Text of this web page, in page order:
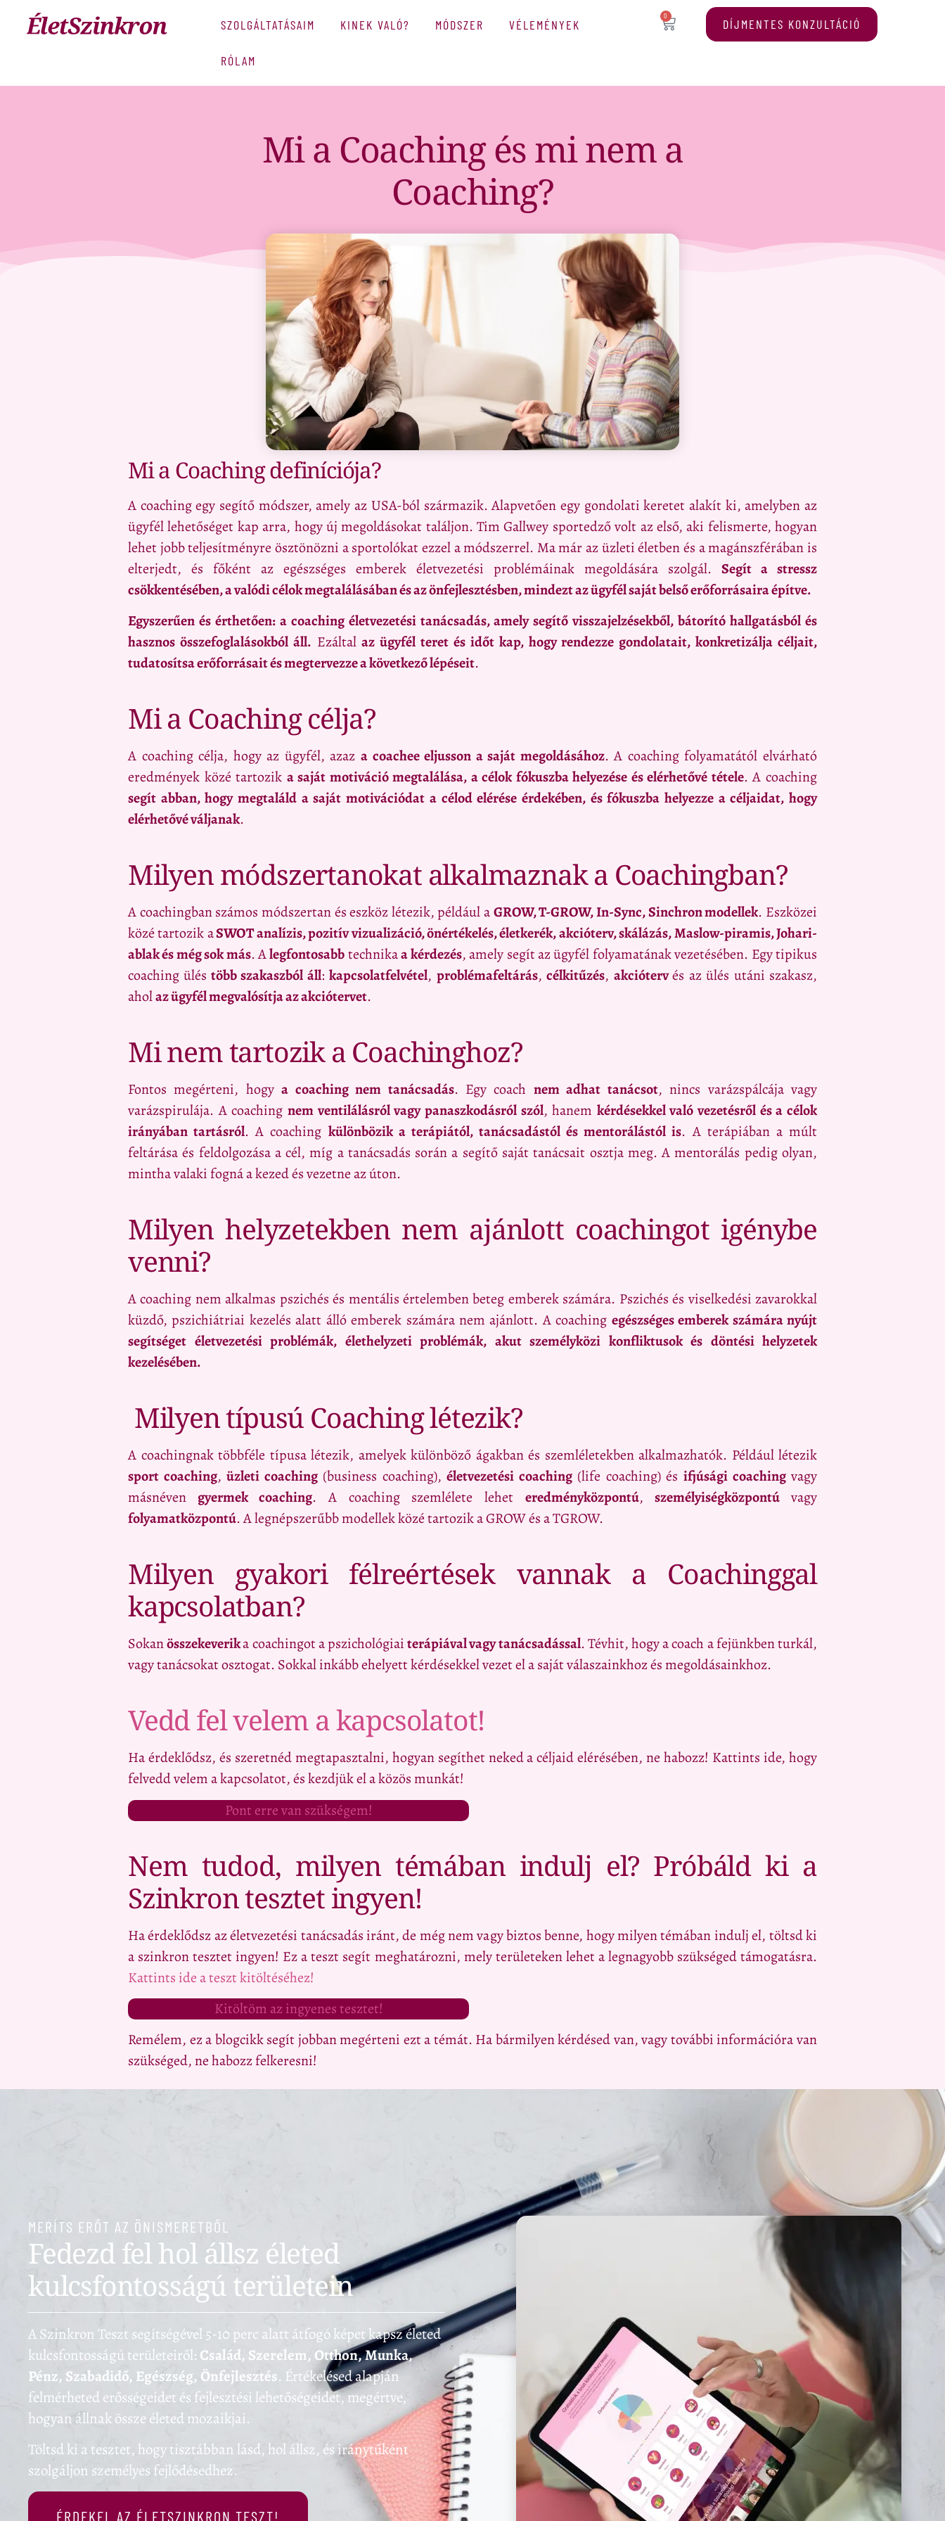
SZOLGÁLTATÁSAIM KINEK VALÓ? MÓDSZER VÉLEMÉNYEK
RÓLAM
0
DÍJMENTES KONZULTÁCIÓ
Mi a Coaching és mi nem a
Coaching?
Mi a Coaching definíciója?
A coaching egy segítő módszer, amely az USA-ból származik. Alapvetően egy gondolati keretet alakít ki, amelyben az
ügyfél lehetőséget kap arra, hogy új megoldásokat találjon. Tim Gallwey sportedző volt az első, aki felismerte, hogyan
lehet jobb teljesítményre ösztönözni a sportolókat ezzel a módszerrel. Ma már az üzleti életben és a magánszférában is
elterjedt, és főként az egészséges emberek életvezetési problémáinak megoldására szolgál. Segít a stressz
csökkentésében, a valódi célok megtalálásában és az önfejlesztésben, mindezt az ügyfél saját belső erőforrásaira építve.
Egyszerűen és érthetően: a coaching életvezetési tanácsadás, amely segítő visszajelzésekből, bátorító hallgatásból és
hasznos összefoglalásokból áll. Ezáltalaz ügyfél teret és időt kap, hogy rendezze gondolatait, konkretizálja céljait,
tudatosítsa erőforrásait és megtervezze a következő lépéseit.
Mi a Coaching célja?
A coaching célja, hogy az ügyfél, azaz a coachee eljusson a saját megoldásához. A coaching folyamatától elvárható
eredmények közé tartozik a saját motiváció megtalálása, a célok fókuszba helyezése és elérhetővé tétele. A coaching
segít abban, hogy megtaláld a saját motivációdat a célod elérése érdekében, és fókuszba helyezze a céljaidat, hogy
elérhetővé váljanak.
Milyen módszertanokat alkalmaznak a Coachingban?
A coachingban számos módszertan és eszköz létezik, például aGROW, T-GROW, In-Sync, Sinchron modellek. Eszközei
közé tartozik aSWOT analízis, pozitív vizualizáció, önértékelés, életkerék, akcióterv, skálázás, Maslow-piramis, Johari-
ablak és még sok más. Alegfontosabbtechnikaa kérdezés, amely segít az ügyfél folyamatának vezetésében. Egy tipikus
coaching ülés több szakaszból áll:kapcsolatfelvétel, problémafeltárás,célkitűzés, akciótervés az ülés utáni szakasz,
aholaz ügyfél megvalósítja az akciótervet.
Mi nem tartozik a Coachinghoz?
Fontos megérteni, hogya coaching nem tanácsadás. Egy coach nem adhat tanácsot, nincs varázspálcája vagy
varázspirulája. A coaching nem ventilálásról vagy panaszkodásról szól, hanem kérdésekkel való vezetésről és a célok
irányában tartásról. A coaching különbözik a terápiától, tanácsadástól és mentorálástól is. A terápiában a múlt
feltárása és feldolgozása a cél, míg a tanácsadás során a segítő saját tanácsait osztja meg. A mentorálás pedig olyan,
mintha valaki fogná a kezed és vezetne az úton.
Milyen helyzetekben nem ajánlott coachingot igénybe
venni?
A coaching nem alkalmas pszichés és mentális értelemben beteg emberek számára. Pszichés és viselkedési zavarokkal
küzdő, pszichiátriai kezelés alatt álló emberek számára nem ajánlott. A coaching egészséges emberek számára nyújt
segítséget életvezetési problémák, élethelyzeti problémák, akut személyközi konfliktusok és döntési helyzetek
kezelésében.
Milyen típusú Coaching létezik?
A coachingnak többféle típusa létezik, amelyek különböző ágakban és szemléletekben alkalmazhatók. Például létezik
sport coaching,üzleti coaching(business coaching),életvezetési coaching(life coaching) és ifjúsági coachingvagy
másnéven gyermek coaching. A coaching szemlélete lehet eredményközpontú,személyiségközpontúvagy
folyamatközpontú. A legnépszerűbb modellek közé tartozik a GROW és a TGROW.
Milyen gyakori félreértések vannak a Coachinggal
kapcsolatban?
Sokanösszekeverika coachingot a pszichológiaiterápiával vagy tanácsadással. Tévhit, hogy a coach a fejünkben turkál,
vagy tanácsokat osztogat. Sokkal inkább ehelyett kérdésekkel vezet el a saját válaszainkhoz és megoldásainkhoz.
Vedd fel velem a kapcsolatot!
Ha érdeklődsz, és szeretnéd megtapasztalni, hogyan segíthet neked a céljaid elérésében, ne habozz! Kattints ide, hogy
felvedd velem a kapcsolatot, és kezdjük el a közös munkát!
Pont erre van szükségem!
Nem tudod, milyen témában indulj el? Próbáld ki a
Szinkron tesztet ingyen!
Ha érdeklődsz az életvezetési tanácsadás iránt, de még nem vagy biztos benne, hogy milyen témában indulj el, töltsd ki
a szinkron tesztet ingyen! Ez a teszt segít meghatározni, mely területeken lehet a legnagyobb szükséged támogatásra.
Kattints ide a teszt kitöltéséhez!
Kitöltöm az ingyenes tesztet!
Remélem, ez a blogcikk segít jobban megérteni ezt a témát. Ha bármilyen kérdésed van, vagy további információra van
szükséged, ne habozz felkeresni!
MERÍTS ERŐT AZ ÖNISMERETBŐL
Fedezd fel hol állsz életed
kulcsfontosságú területein
A Szinkron Teszt segítségével 5-10 perc alatt átfogó képet kapsz életed
kulcsfontosságú területeiről: Család, Szerelem, Otthon, Munka,
Pénz, Szabadidő, Egészség, Önfejlesztés. Értékelésed alapján
felmérheted erősségeidet és fejlesztési lehetőségeidet, megértve,
hogyan állnak össze életed mozaikjai.
Töltsd ki a tesztet, hogy tisztábban lásd, hol állsz, és iránytűként
szolgáljon személyes fejlődésedhez.
ÉRDEKEL AZ ÉLETSZINKRON TESZT!